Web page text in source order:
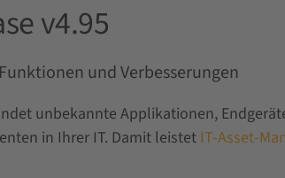
v4.95
und Verbesserungen
unbekannte Applikationen,
in Ihrer IT. Damit leistet IT-Asset-